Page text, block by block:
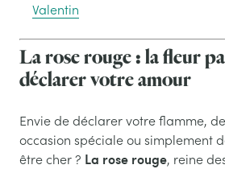
Valentin
La rose rouge : la fleur
déclarer votre amour
Envie de déclarer votre flamme,
occasion spéciale ou simplement
être cher ? La rose rouge, reine